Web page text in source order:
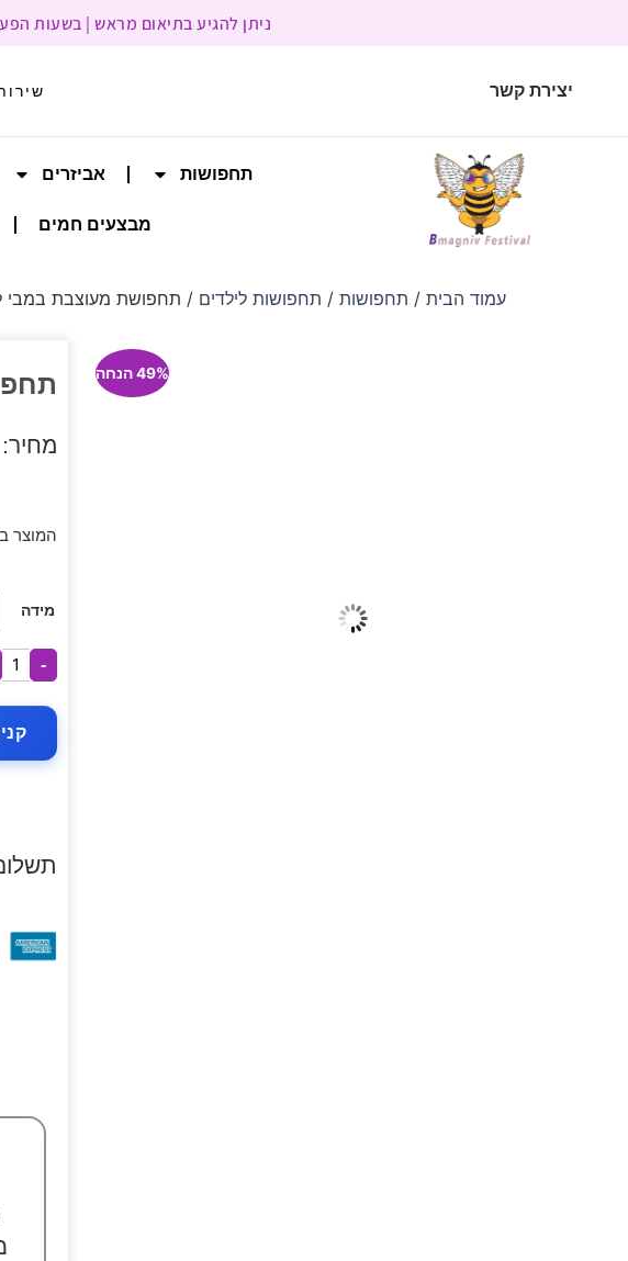
ניתן להגיע בתיאום מראש | בשעות הפעילות 9:00 עד 20:00 ניתן לרכוש במקום , מרחוב
יצירת קשר
תחפושות אביזרים
מבצעים חמים
עמוד הבית/ תחפושות/ תחפושות לילדים / תחפושת מעוצבת במבי
49% הנחה
מחיר:
המוצר
מידה
-